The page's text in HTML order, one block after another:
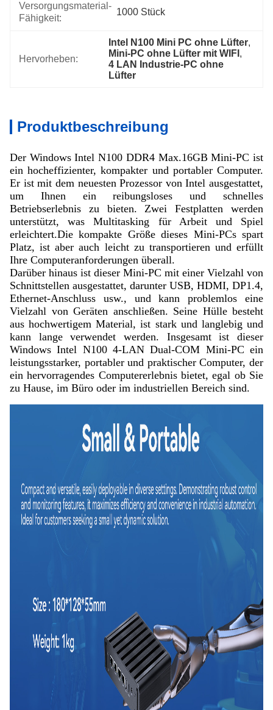
Versorgungsmaterial-
Fähigkeit:
1000 Stück
Hervorheben:
Intel N100 Mini PC ohne Lüfter
Mini-PC ohne Lüfter mit WIFI ,
4 LAN Industrie-PC ohne
Lüfter
Produktbeschreibung
Der Windows Intel N100 DDR4 Max.16GB Mini-PC ist
ein hocheffizienter, kompakter und portabler Computer.
Er ist mit dem neuesten Prozessor von Intel ausgestattet,
um Ihnen ein reibungsloses und schnelles
Betriebserlebnis zu bieten. Zwei Festplatten werden
unterstützt, was Multitasking für Arbeit und Spiel
erleichtert.Die kompakte Größe dieses Mini-PCs spart
Platz, ist aber auch leicht zu transportieren und erfüllt
Ihre Computeranforderungen überall.
Darüber hinaus ist dieser Mini-PC mit einer Vielzahl von
Schnittstellen ausgestattet, darunter USB, HDMI, DP1.4,
Ethernet-Anschluss usw., und kann problemlos eine
Vielzahl von Geräten anschließen. Seine Hülle besteht
aus hochwertigem Material, ist stark und langlebig und
kann lange verwendet werden. Insgesamt ist dieser
Windows Intel N100 4-LAN Dual-COM Mini-PC ein
leistungsstarker, portabler und praktischer Computer, der
ein hervorragendes Computererlebnis bietet, egal ob Sie
zu Hause, im Büro oder im industriellen Bereich sind.